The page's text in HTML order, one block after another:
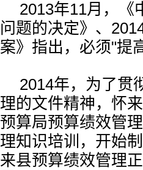
2013年11月，《
问题的决定》、
案》指出，必须"提
2014年，为了贯
理的文件精神，怀
预算局预算绩效管
理知识培训，开始
来县预算绩效管理